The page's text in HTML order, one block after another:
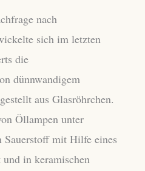
nach
sich im letzten
die
dünnwandigem
aus Glasröhrchen.
Öllampen unter
mit Hilfe eines
in keramischen